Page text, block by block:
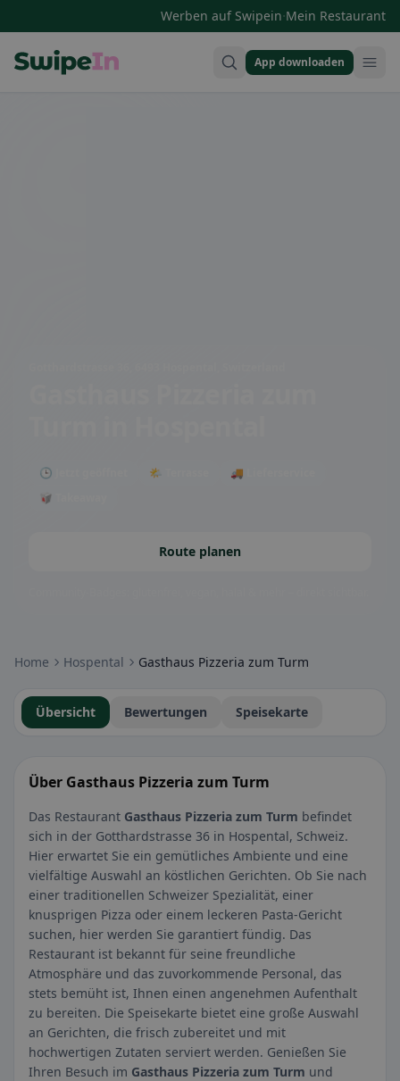
Werben auf Swipein·Mein Restaurant
App downloaden
🕒 Jetzt geöffnet 🌤 Terrasse
🚚 Lieferservice
🥡 Takeaway
Route planen
Home Hospental Gasthaus Pizzeria zum Turm
Übersicht Bewertungen Speisekarte
Über Gasthaus Pizzeria zum Turm
Das Restaurant Gasthaus Pizzeria zum Turm befindet
sich in der Gotthardstrasse 36 in Hospental, Schweiz.
Hier erwartet Sie ein gemütliches Ambiente und eine
vielfältige Auswahl an köstlichen Gerichten. Ob Sie nach
einer traditionellen Schweizer Spezialität, einer
knusprigen Pizza oder einem leckeren Pasta-Gericht
suchen, hier werden Sie garantiert fündig. Das
Restaurant ist bekannt für seine freundliche
Atmosphäre und das zuvorkommende Personal, das
stets bemüht ist, Ihnen einen angenehmen Aufenthalt
zu bereiten. Die Speisekarte bietet eine große Auswahl
an Gerichten, die frisch zubereitet und mit
hochwertigen Zutaten serviert werden. Genießen Sie
Ihren Besuch im Gasthaus Pizzeria zum Turm und